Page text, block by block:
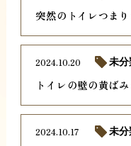
突然のトイレつま
トイレの壁の黄ば
2024.10.20 未分
2024.10.17 未分